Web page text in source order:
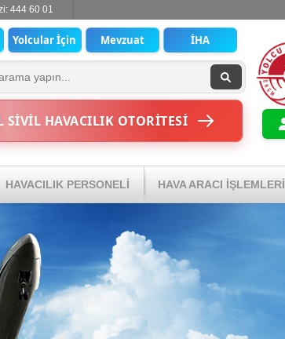
444 60 01
Yolcular İçin Mevzuat İHA
SİVİL HAVACILIK OTORİTESİ
HAVACILIK PERSONELİ HAVA ARACI İŞLEMLERİ